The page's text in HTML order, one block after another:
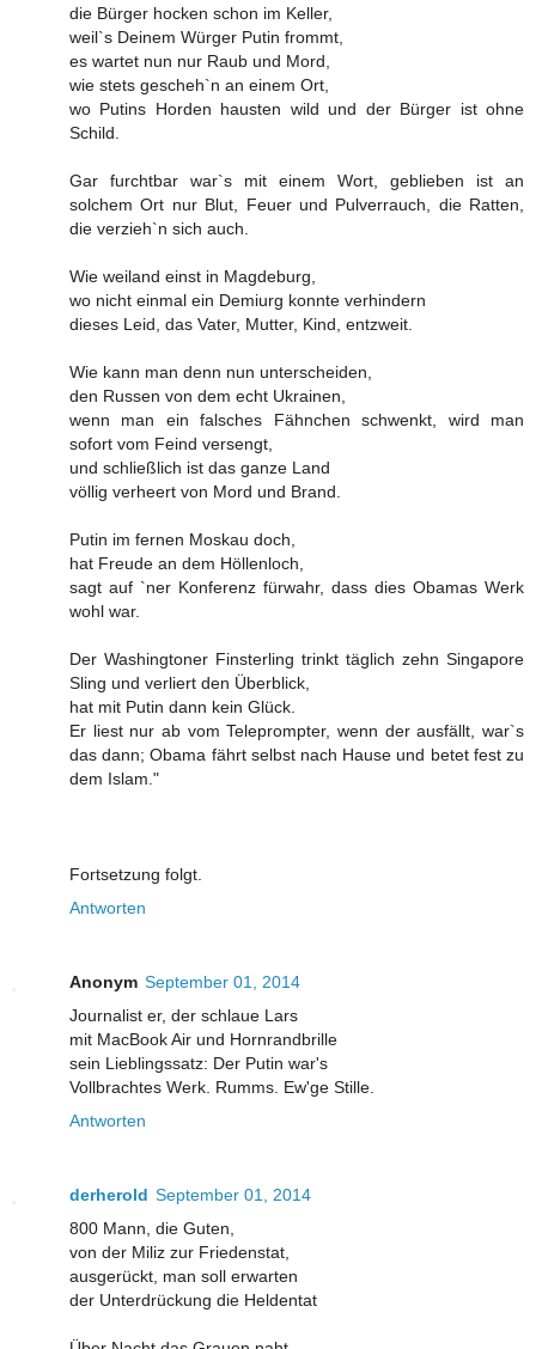
die Bürger hocken schon im Keller,
weil`s Deinem Würger Putin frommt,
es wartet nun nur Raub und Mord,
wie stets gescheh`n an einem Ort,
wo Putins Horden hausten wild und der Bürger ist ohne
Schild.
Gar furchtbar war`s mit einem Wort, geblieben ist an
solchem Ort nur Blut, Feuer und Pulverrauch, die Ratten,
die verzieh`n sich auch.
Wie weiland einst in Magdeburg,
wo nicht einmal ein Demiurg konnte verhindern
dieses Leid, das Vater, Mutter, Kind, entzweit.
Wie kann man denn nun unterscheiden,
den Russen von dem echt Ukrainen,
wenn man ein falsches Fähnchen schwenkt, wird man
sofort vom Feind versengt,
und schließlich ist das ganze Land
völlig verheert von Mord und Brand.
Putin im fernen Moskau doch,
hat Freude an dem Höllenloch,
sagt auf `ner Konferenz fürwahr, dass dies Obamas Werk
wohl war.
Der Washingtoner Finsterling trinkt täglich zehn Singapore
Sling und verliert den Überblick,
hat mit Putin dann kein Glück.
Er liest nur ab vom Teleprompter, wenn der ausfällt, war`s
das dann; Obama fährt selbst nach Hause und betet fest zu
dem Islam."
Fortsetzung folgt.
Antworten
Anonym September 01, 2014
Journalist er, der schlaue Lars
mit MacBook Air und Hornrandbrille
sein Lieblingssatz: Der Putin war's
Vollbrachtes Werk. Rumms. Ew'ge Stille.
Antworten
derherold September 01, 2014
800 Mann, die Guten,
von der Miliz zur Friedenstat,
ausgerückt, man soll erwarten
der Unterdrückung die Heldentat